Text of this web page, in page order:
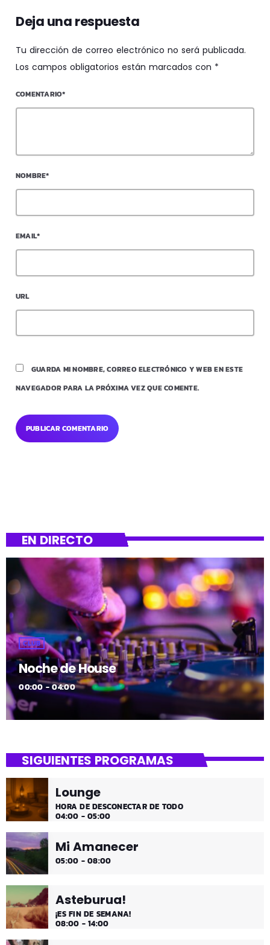
Deja una respuesta
Tu dirección de correo electrónico no será publicada.
Los campos obligatorios están marcados con *
COMENTARIO*
NOMBRE*
EMAIL*
URL
GUARDA MI NOMBRE, CORREO ELECTRÓNICO Y WEB EN ESTE
NAVEGADOR PARA LA PRÓXIMA VEZ QUE COMENTE.
EN DIRECTO
CLUB
Noche de House
00:00 - 04:00
SIGUIENTES PROGRAMAS
Lounge
HORA DE DESCONECTAR DE TODO
04:00 - 05:00
Mi Amanecer
05:00 - 08:00
Asteburua!
¡ES FIN DE SEMANA!
08:00 - 14:00